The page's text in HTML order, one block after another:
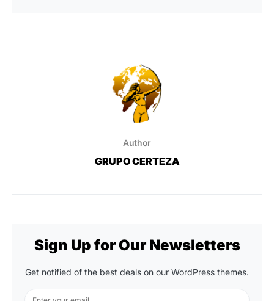
Author
GRUPO CERTEZA
Sign Up for Our Newsletters
Get notified of the best deals on our WordPress themes.